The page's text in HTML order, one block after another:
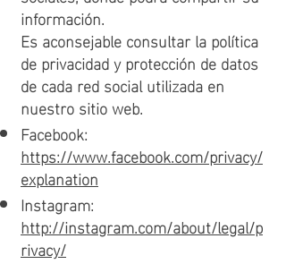
información.
Es aconsejable consultar la política
de privacidad y protección de datos
de cada red social utilizada en
nuestro sitio web.
Facebook:
https://www.facebook.com/privacy/
explanation
Instagram:
http://instagram.com/about/legal/p
rivacy/